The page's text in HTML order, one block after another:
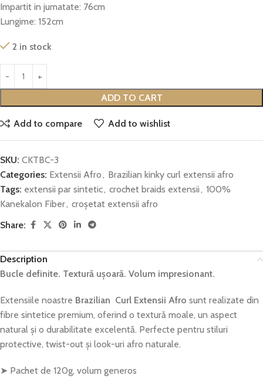
Impartit in jumatate: 76cm
Lungime: 152cm
2 in stock
ADD TO CART
Add to compare Add to wishlist
SKU: CKTBC-3
Categories: Extensii Afro, Brazilian kinky curl extensii afro
Tags: extensii par sintetic, crochet braids extensii, 100%
Kanekalon Fiber, croșetat extensii afro
Share:
Description
Bucle definite. Textură ușoară. Volum impresionant.
Extensiile noastre Brazilian Curl Extensii Afro sunt realizate din
fibre sintetice premium, oferind o textură moale, un aspect
natural și o durabilitate excelentă. Perfecte pentru stiluri
protective, twist-out și look-uri afro naturale.
➤ Pachet de 120g, volum generos